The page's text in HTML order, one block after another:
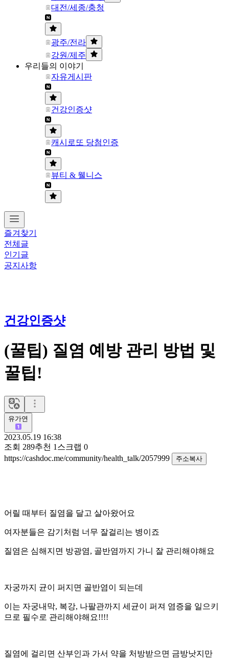
대전/세종/충청
광주/전라
강원/제주
우리들의 이야기
자유게시판
건강인증샷
캐시로또 당첨인증
뷰티 & 웰니스
즐겨찾기
전체글
인기글
공지사항
건강인증샷
(꿀팁) 질염 예방 관리 방법 및
꿀팁!
유가연
2023.05.19 16:38
조회 289추천 1 스크랩 0
https://cashdoc.me/community/health_talk/2057999
주소복사
어릴 때부터 질염을 달고 살아왔어요
여자분들은 감기처럼 너무 잘걸리는 병이죠
질염은 심해지면 방광염, 골반염까지 가니 잘 관리해야해요
자궁까지 균이 퍼지면 골반염이 되는데
이는 자궁내막, 복강, 나팔관까지 세균이 퍼져 염증을 일으키
므로 필수로 관리해야해요!!!!
질염에 걸리면 산부인과 가서 약을 처방받으면 금방낫지만